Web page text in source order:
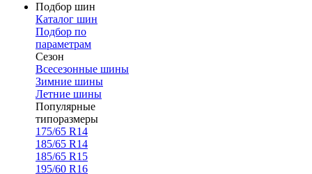
Подбор шин
Каталог шин
Подбор по
параметрам
Сезон
Всесезонные шины
Зимние шины
Летние шины
Популярные
типоразмеры
175/65 R14
185/65 R14
185/65 R15
195/60 R16